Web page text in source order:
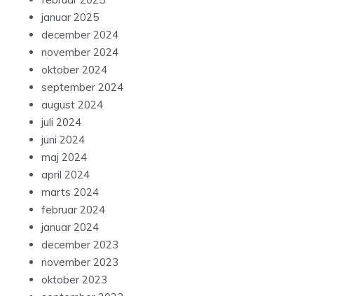
januar 2025
december 2024
november 2024
oktober 2024
september 2024
august 2024
juli 2024
juni 2024
maj 2024
april 2024
marts 2024
februar 2024
januar 2024
december 2023
november 2023
oktober 2023